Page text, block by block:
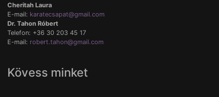
Cheritah Laura
E-mail: karatecsapat@gmail.com
Dr. Tahon Róbert
Telefon: +36 30 203 45 17
E-mail: robert.tahon@gmail.com
Kövess minket